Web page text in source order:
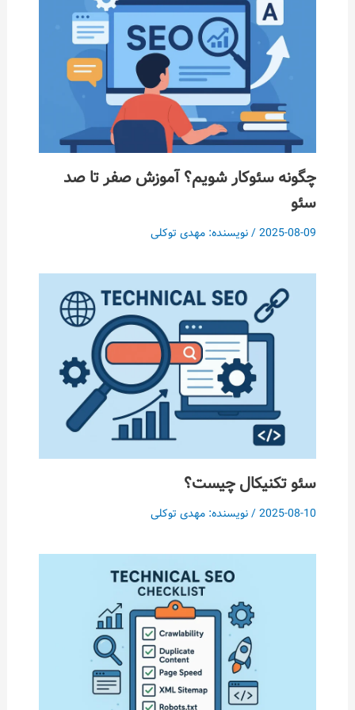
چگونه سئوکار شویم؟ آموزش صفر تا صد
سئو
2025-08-09/ نویسنده: مهدی توکلی
سئو تکنیکال چیست؟
2025-08-10/ نویسنده: مهدی توکلی